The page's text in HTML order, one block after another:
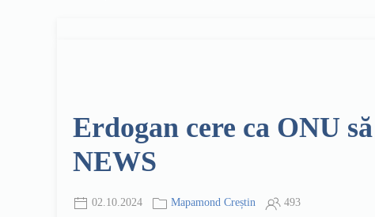
Erdogan cere ca ONU
NEWS
02.10.2024 Mapamond Creștin 493